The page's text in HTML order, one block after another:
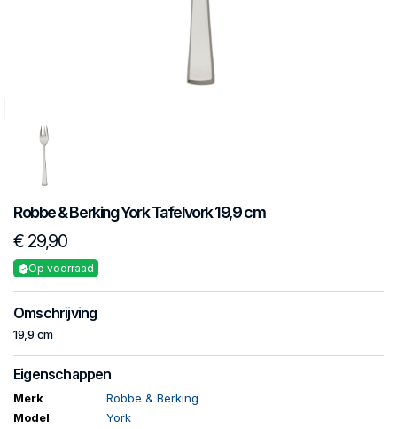
Robbe & BerkingYorkTafelvork 19,9 cm
€ 29,90
Op voorraad
Omschrijving
19,9 cm
Eigenschappen
Merk
Robbe & Berking
Model
York